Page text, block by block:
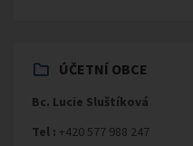
ÚČETNÍ OBCE
Bc. Lucie Sluštíková
Tel : +420 577 988 247